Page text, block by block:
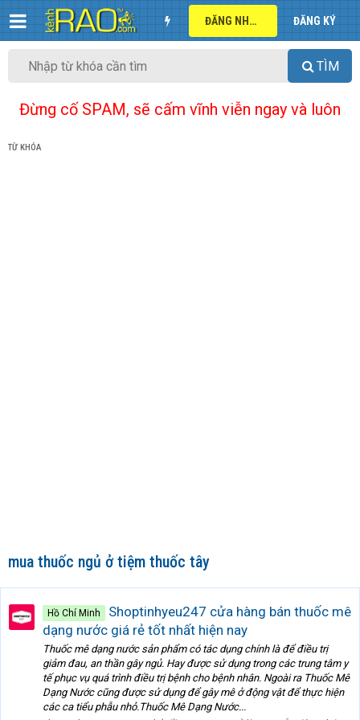
ĐĂNG NHẬP ĐĂNG KÝ
TÌM
Đừng cố SPAM, sẽ cấm vĩnh viễn ngay và luôn
TỪ KHÓA
mua thuốc ngủ ở tiệm thuốc tây
Hồ Chí Minh
Shoptinhyeu247 cửa hàng bán thuốc mê
dạng nước giá rẻ tốt nhất hiện nay
Thuốc mê dạng nước sản phẩm có tác dụng chính là để điều trị
giảm đau, an thần gây ngủ. Hay được sử dụng trong các trung tâm y
tế phục vụ quá trình điều trị bệnh cho bệnh nhân. Ngoài ra Thuốc Mê
Dạng Nước cũng được sử dụng để gây mê ở động vật để thực hiện
các ca tiểu phẫu nhỏ.Thuốc Mê Dạng Nước...